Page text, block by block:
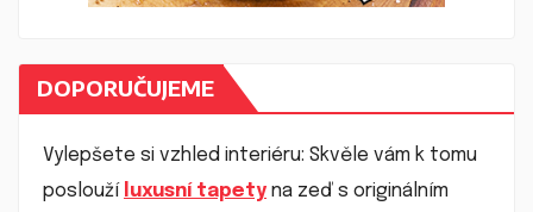
DOPORUČUJEME
Vylepšete si vzhled interiéru: Skvěle vám k tomu
poslouží
luxusní tapety na zeď s originálním